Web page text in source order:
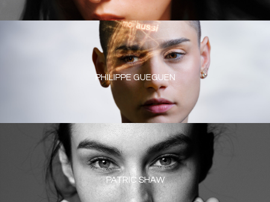
PHILIPPE GUEGUEN
PATRIC SHAW